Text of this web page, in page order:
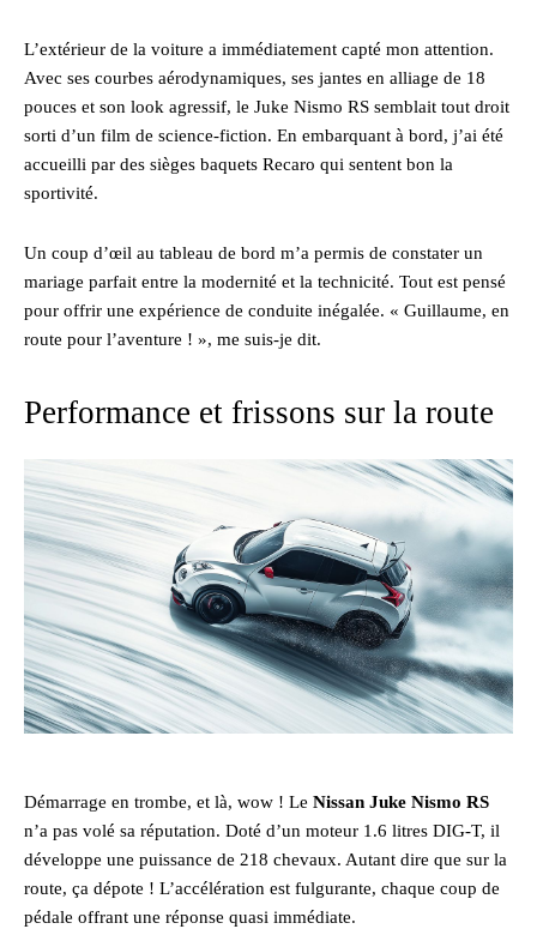
L’extérieur de la voiture a immédiatement capté mon attention.
Avec ses courbes aérodynamiques, ses jantes en alliage de 18
pouces et son look agressif, le Juke Nismo RS semblait tout droit
sorti d’un film de science-fiction. En embarquant à bord, j’ai été
accueilli par des sièges baquets Recaro qui sentent bon la
sportivité.
Un coup d’œil au tableau de bord m’a permis de constater un
mariage parfait entre la modernité et la technicité. Tout est pensé
pour offrir une expérience de conduite inégalée. « Guillaume, en
route pour l’aventure ! », me suis-je dit.
Performance et frissons sur la route
Démarrage en trombe, et là, wow ! Le Nissan Juke Nismo RS
n’a pas volé sa réputation. Doté d’un moteur 1.6 litres DIG-T, il
développe une puissance de 218 chevaux. Autant dire que sur la
route, ça dépote ! L’accélération est fulgurante, chaque coup de
pédale offrant une réponse quasi immédiate.